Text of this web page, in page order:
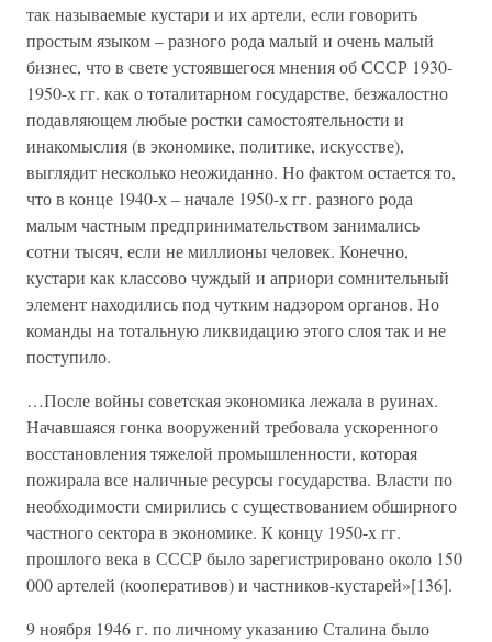
так называемые кустари и их артели, если говорить
простым языком – разного рода малый и очень малый
бизнес, что в свете устоявшегося мнения об СССР 1930-
1950-х гг. как о тоталитарном государстве, безжалостно
подавляющем любые ростки самостоятельности и
инакомыслия (в экономике, политике, искусстве),
выглядит несколько неожиданно. Но фактом остается то,
что в конце 1940-х – начале 1950-х гг. разного рода
малым частным предпринимательством занимались
сотни тысяч, если не миллионы человек. Конечно,
кустари как классово чуждый и априори сомнительный
элемент находились под чутким надзором органов. Но
команды на тотальную ликвидацию этого слоя так и не
поступило.
…После войны советская экономика лежала в руинах.
Начавшаяся гонка вооружений требовала ускоренного
восстановления тяжелой промышленности, которая
пожирала все наличные ресурсы государства. Власти по
необходимости смирились с существованием обширного
частного сектора в экономике. К концу 1950-х гг.
прошлого века в СССР было зарегистрировано около 150
000 артелей (кооперативов) и частников-кустарей»[136].
9 ноября 1946 г. по личному указанию Сталина было